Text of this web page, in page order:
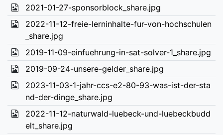
2021-01-27-sponsorblock_share.jpg
2022-11-12-freie-lerninhalte-fur-von-hochschulen
_share.jpg
2019-11-09-einfuehrung-in-sat-solver-1_share.jpg
2019-09-24-unsere-gelder_share.jpg
2023-11-03-1-jahr-ccs-e2-80-93-was-ist-der-sta
nd-der-dinge_share.jpg
2022-11-12-naturwald-luebeck-und-luebeckbudd
elt_share.jpg